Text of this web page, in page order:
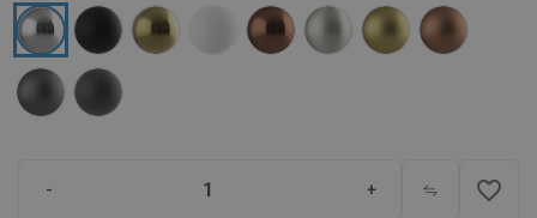
- + favorite_border